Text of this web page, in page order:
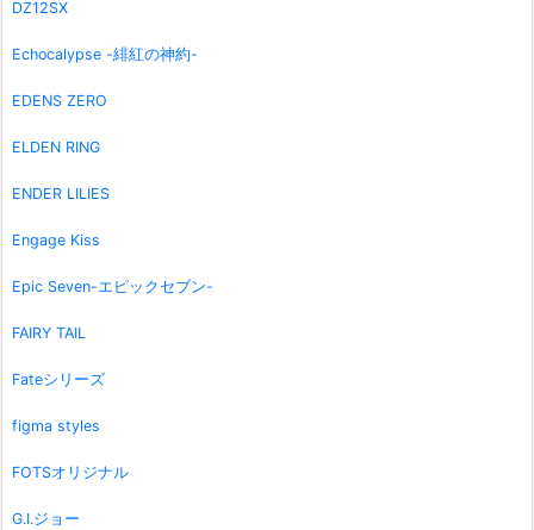
DZ12SX
Echocalypse -緋紅の神約-
EDENS ZERO
ELDEN RING
ENDER LILIES
Engage Kiss
Epic Seven-エピックセブン-
FAIRY TAIL
Fateシリーズ
figma styles
FOTSオリジナル
G.I.ジョー